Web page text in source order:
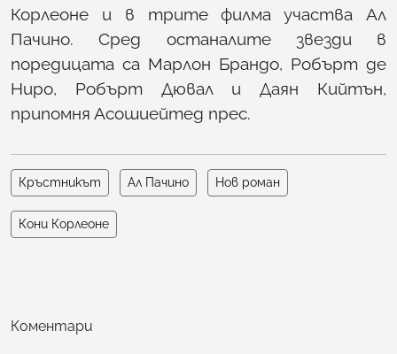
Корлеоне и в трите филма участва Ал
Пачино. Сред останалите звезди в
поредицата са Марлон Брандо, Робърт де
Ниро, Робърт Дювал и Даян Кийтън,
припомня Асошиейтед прес.
Кръстникът Ал Пачино Нов роман
Кони Корлеоне
Коментари